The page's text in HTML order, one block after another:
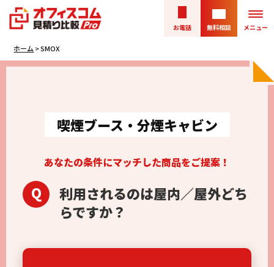
お電話 メニュー
無料相談
ホーム > SMOX
喫煙ブース・分煙キャビン
あなたの条件にマッチした商品をご提案！
Q
利用されるのは屋内／屋外どち
らですか？